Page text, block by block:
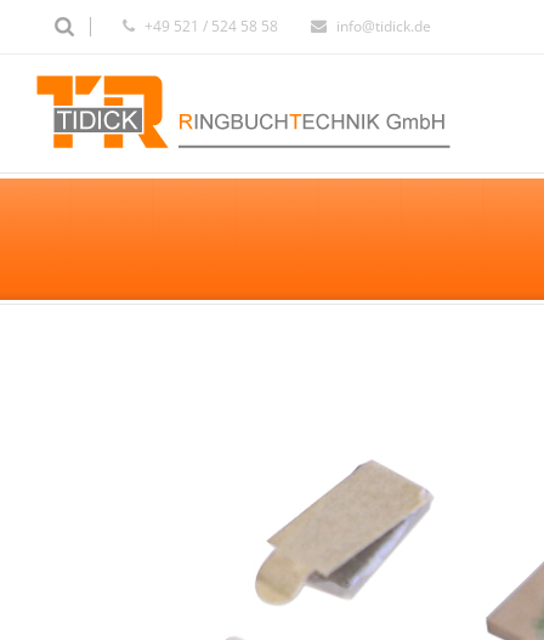
+49 521 / 524 58 58 info@tidick.de